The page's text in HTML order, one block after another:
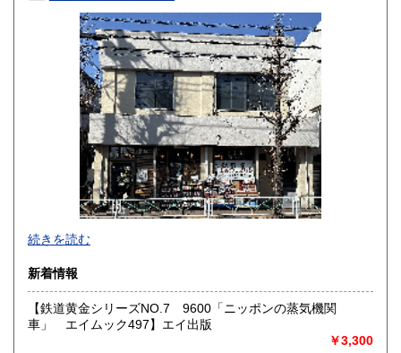
1,800円 広島県
1,800円 徳島県
1,800円 愛媛県
1,800円 福岡県
1,800円 長崎県
1,800円 大分県
宮崎県
沖縄県
東京都では「銀装堂」として営業しております。
基本的には同じ書店となります。
★★ご質問、ご要望はご注文前にお問合せ下さい。★★
★★電話・FAXでの在庫、状態確認及びご注文には対応しま
せん。
すべての方にメールでのお問い合わせを御案内してい
続きを読む
新着情報
【鉄道黄金シリーズNO.7 9600「ニッポンの蒸気機関
車」 エイムック497】エイ出版
￥3,300